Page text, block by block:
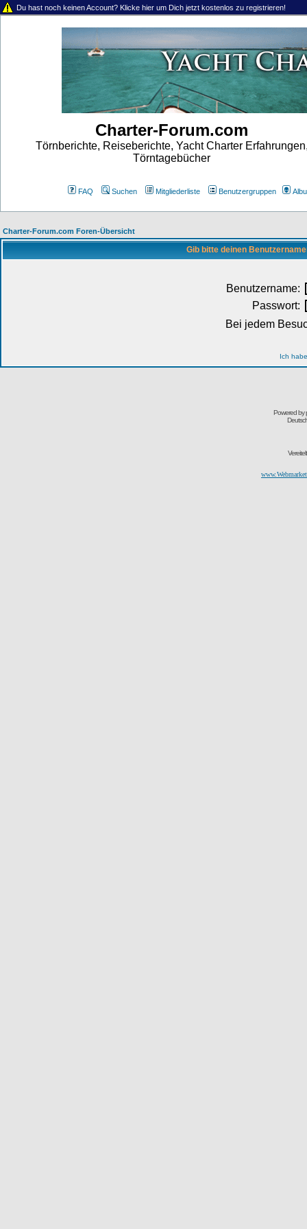
Du hast noch keinen Account? Klicke hier um Dich jetzt kostenlos zu registrieren!
Charter-Forum.com
Törnberichte, Reiseberichte, Yacht Charter
Törntagebücher
FAQ Suchen Mitgliederliste Benutzergruppen
Charter-Forum.com Foren-Übersicht
Gib bitte deinen
Benutzername:
Passwort:
Bei jedem
Ich
Powered by